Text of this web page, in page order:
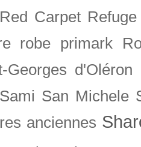
Red Carpet Refuge
robe primark
Georges d'Oléron
Sami San Michele
anciennes